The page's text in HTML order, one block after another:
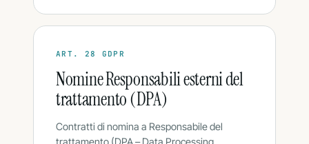
ART. 28 GDPR
Nomine Responsabili esterni del
trattamento (DPA)
Contratti di nomina a Responsabile del
trattamento (DPA – Data Processing